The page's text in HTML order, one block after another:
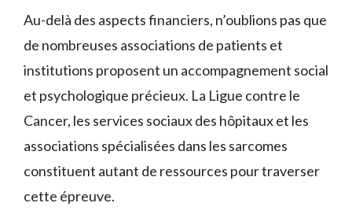
Au-delà des aspects financiers, n’oublions pas que
de nombreuses associations de patients et
institutions proposent un accompagnement social
et psychologique précieux. La Ligue contre le
Cancer, les services sociaux des hôpitaux et les
associations spécialisées dans les sarcomes
constituent autant de ressources pour traverser
cette épreuve.